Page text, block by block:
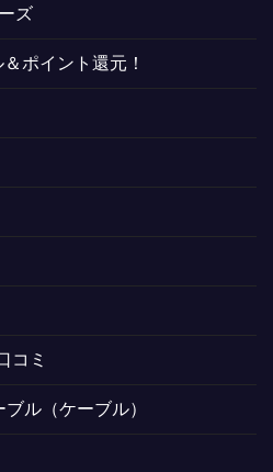
ズ
ポイント還元！
コミ
ル（ケーブル）